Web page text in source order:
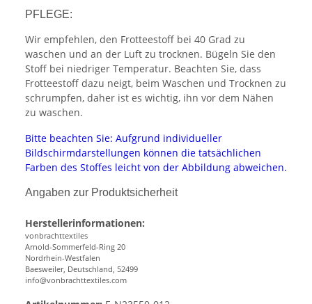
PFLEGE:
Wir empfehlen, den Frotteestoff bei 40 Grad zu
waschen und an der Luft zu trocknen. Bügeln Sie den
Stoff bei niedriger Temperatur. Beachten Sie, dass
Frotteestoff dazu neigt, beim Waschen und Trocknen zu
schrumpfen, daher ist es wichtig, ihn vor dem Nähen
zu waschen.
Bitte beachten Sie: Aufgrund individueller
Bildschirmdarstellungen können die tatsächlichen
Farben des Stoffes leicht von der Abbildung abweichen.
Angaben zur Produktsicherheit
Herstellerinformationen:
vonbrachttextiles
Arnold-Sommerfeld-Ring 20
Nordrhein-Westfalen
Baesweiler, Deutschland, 52499
info@vonbrachttextiles.com